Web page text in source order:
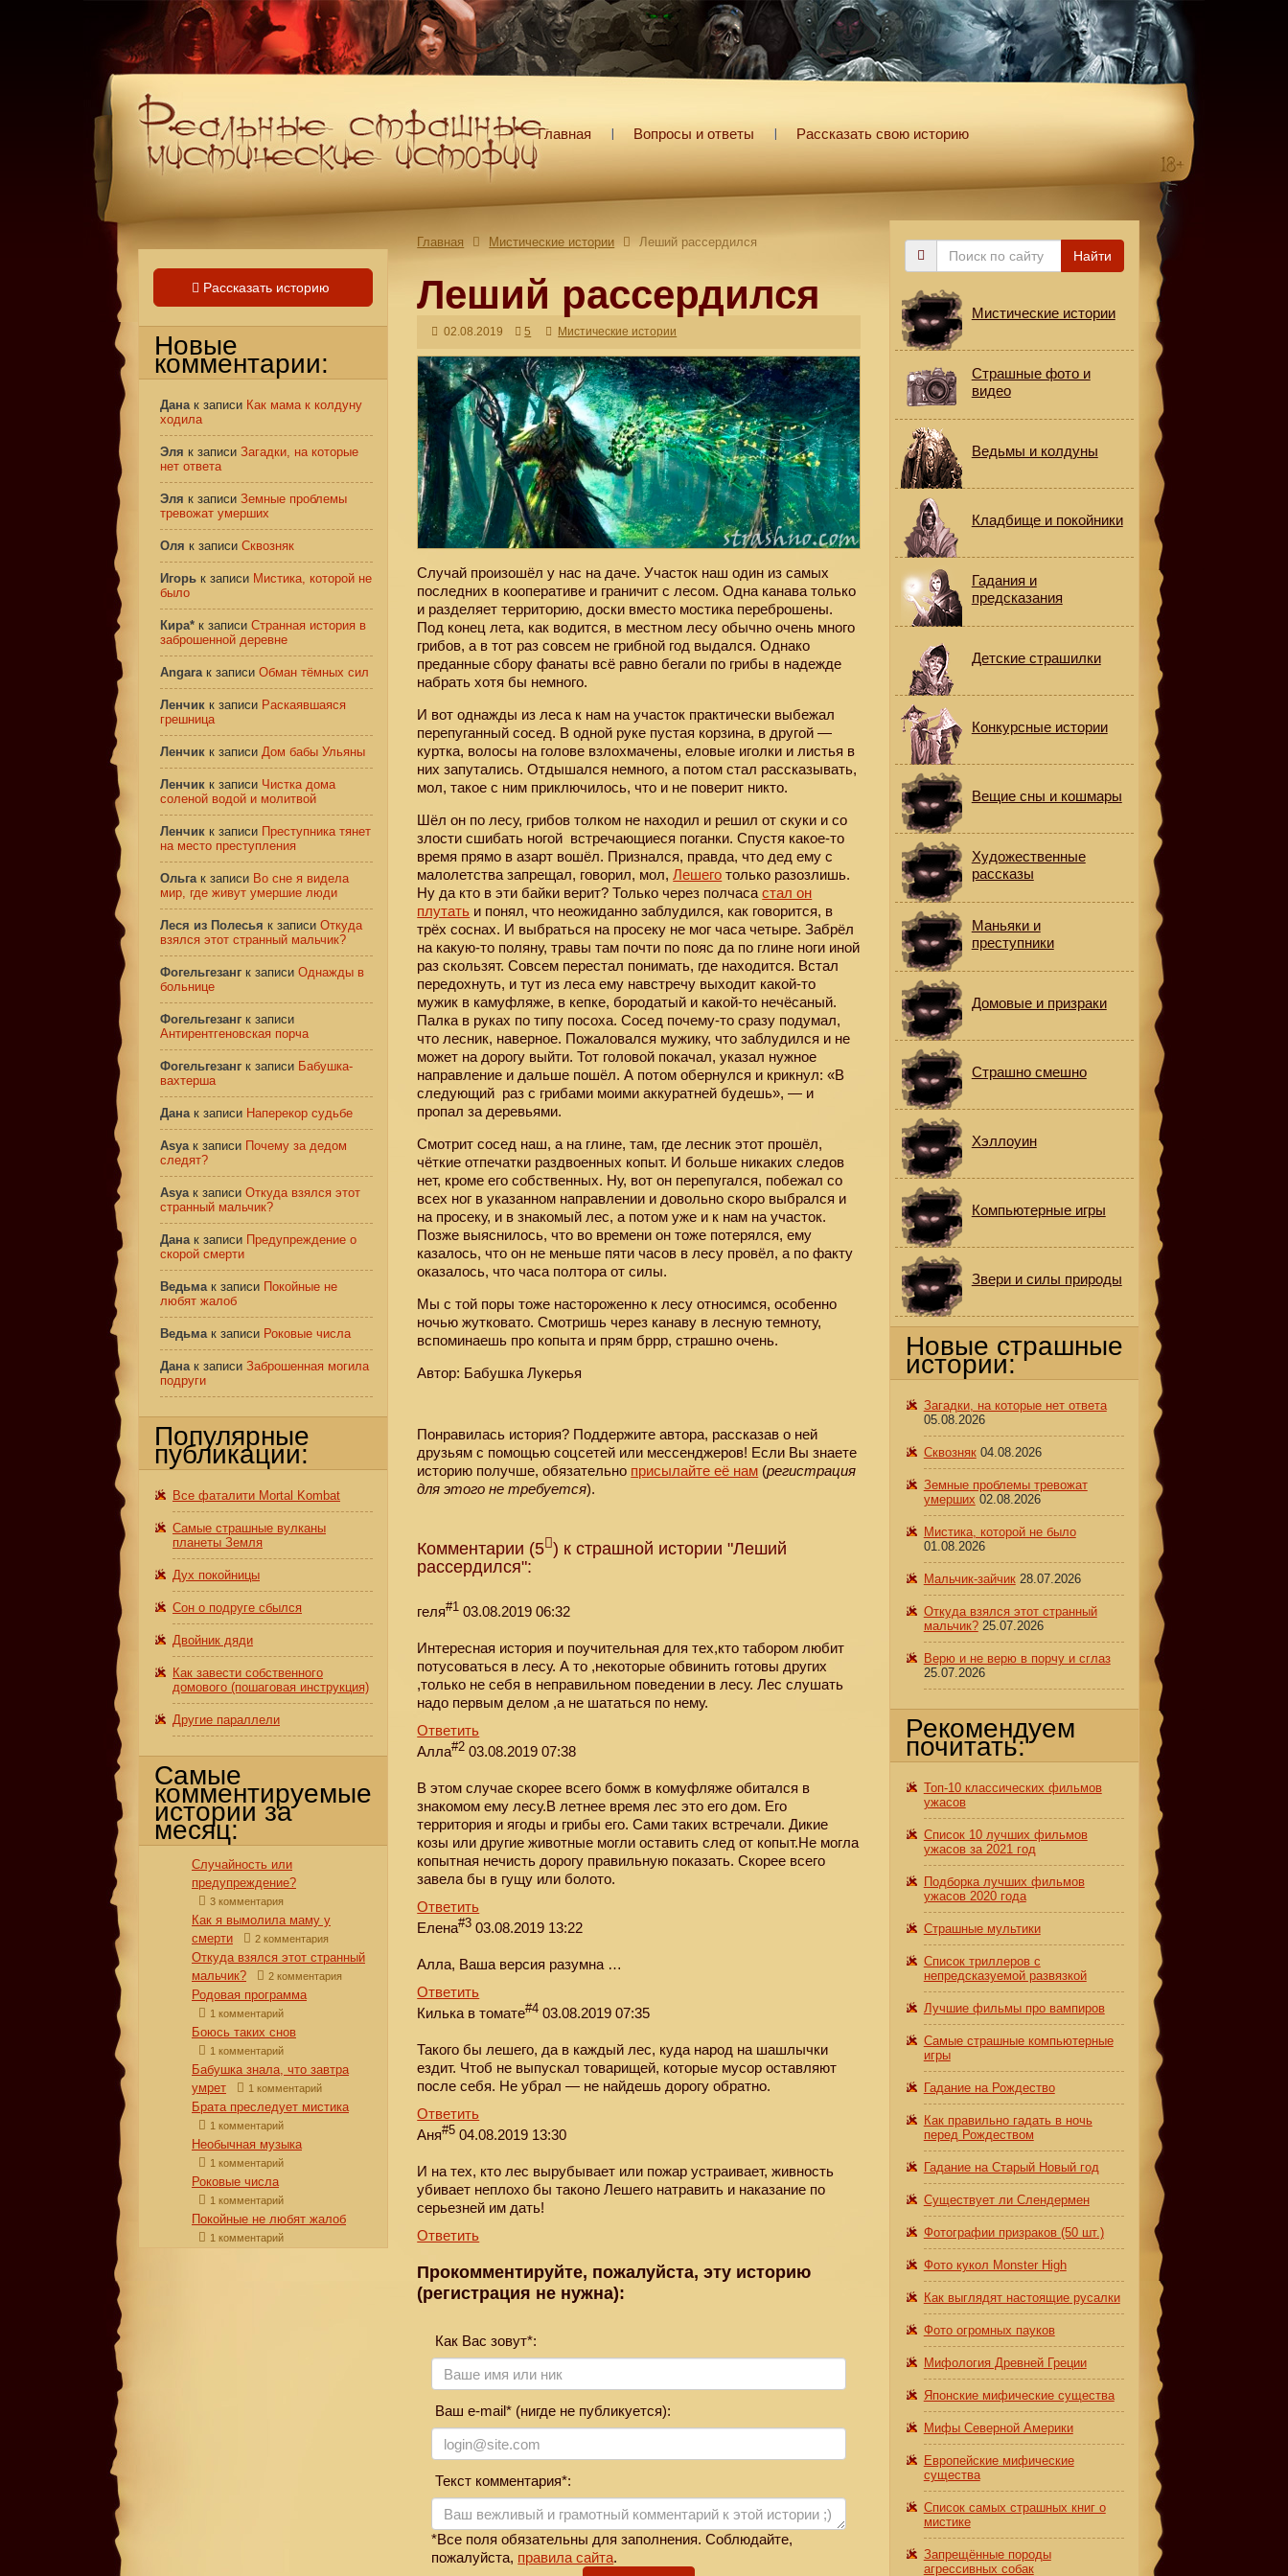
Главная Вопросы и ответы Рассказать свою историю
Главная Мистические истории Леший рассердился
Леший рассердился
02.08.2019 5 Мистические истории
Случай произошёл у нас на даче. Участок наш один из самых
последних в кооперативе и граничит с лесом. Одна канава только
и разделяет территорию, доски вместо мостика переброшены.
Под конец лета, как водится, в местном лесу обычно очень много
грибов, а в тот раз совсем не грибной год выдался. Однако
преданные сбору фанаты всё равно бегали по грибы в надежде
набрать хотя бы немного.
И вот однажды из леса к нам на участок практически выбежал
перепуганный сосед. В одной руке пустая корзина, в другой —
куртка, волосы на голове взлохмачены, еловые иголки и листья в
них запутались. Отдышался немного, а потом стал рассказывать,
мол, такое с ним приключилось, что и не поверит никто.
Шёл он по лесу, грибов толком не находил и решил от скуки и со
злости сшибать ногой встречающиеся поганки. Спустя какое-то
время прямо в азарт вошёл. Признался, правда, что дед ему с
малолетства запрещал, говорил, мол,Лешего только разозлишь.
Ну да кто в эти байки верит? Только через полчасастал он
плутать и понял, что неожиданно заблудился, как говорится, в
трёх соснах. И выбраться на просеку не мог часа четыре. Забрёл
на какую-то поляну, травы там почти по пояс да по глине ноги иной
раз скользят. Совсем перестал понимать, где находится. Встал
передохнуть, и тут из леса ему навстречу выходит какой-то
мужик в камуфляже, в кепке, бородатый и какой-то нечёсаный.
Палка в руках по типу посоха. Сосед почему-то сразу подумал,
что лесник, наверное. Пожаловался мужику, что заблудился и не
может на дорогу выйти. Тот головой покачал, указал нужное
направление и дальше пошёл. А потом обернулся и крикнул: «В
следующий раз с грибами моими аккуратней будешь», — и
пропал за деревьями.
Смотрит сосед наш, а на глине, там, где лесник этот прошёл,
чёткие отпечатки раздвоенных копыт. И больше никаких следов
нет, кроме его собственных. Ну, вот он перепугался, побежал со
всех ног в указанном направлении и довольно скоро выбрался и
на просеку, и в знакомый лес, а потом уже и к нам на участок.
Позже выяснилось, что во времени он тоже потерялся, ему
казалось, что он не меньше пяти часов в лесу провёл, а по факту
оказалось, что часа полтора от силы.
Мы с той поры тоже настороженно к лесу относимся, особенно
ночью жутковато. Смотришь через канаву в лесную темноту,
вспоминаешь про копыта и прям бррр, страшно очень.
Автор: Бабушка Лукерья
Понравилась история? Поддержите автора, рассказав о ней
друзьям с помощью соцсетей или мессенджеров! Если Вы знаете
историю получше, обязательно присылайте её нам (регистрация
для этого не требуется).
Комментарии (5 ) к страшной истории "Леший
рассердился":
геля#1 03.08.2019 06:32
Интересная история и поучительная для тех,кто табором любит
потусоваться в лесу. А то ,некоторые обвинить готовы других
,только не себя в неправильном поведении в лесу. Лес слушать
надо первым делом ,а не шататься по нему.
Ответить
Алла#2 03.08.2019 07:38
В этом случае скорее всего бомж в комуфляже обитался в
знакомом ему лесу.В летнее время лес это его дом. Его
территория и ягоды и грибы его. Сами таких встречали. Дикие
козы или другие животные могли оставить след от копыт.Не могла
копытная нечисть дорогу правильную показать. Скорее всего
завела бы в гущу или болото.
Ответить
Елена#3 03.08.2019 13:22
Алла, Ваша версия разумна …
Ответить
Килька в томате#4 03.08.2019 07:35
Такого бы лешего, да в каждый лес, куда народ на шашлычки
ездит. Чтоб не выпускал товарищей, которые мусор оставляют
после себя. Не убрал — не найдешь дорогу обратно.
Ответить
Аня#5 04.08.2019 13:30
И на тех, кто лес вырубывает или пожар устраивает, живность
убивает неплохо бы таконо Лешего натравить и наказание по
серьезней им дать!
Ответить
Прокомментируйте, пожалуйста, эту историю
(регистрация не нужна):
Как Вас зовут*:
Ваш e-mail* (нигде не публикуется):
Текст комментария*:
*Все поля обязательны для заполнения. Соблюдайте,
пожалуйста, правила сайта.
Рассказать историю
Новые
комментарии:
Данак записи Как мама к колдуну
ходила
Эля к записи Загадки, на которые
нет ответа
Эля к записи Земные проблемы
тревожат умерших
Оля к записи Сквозняк
Игорь к записи Мистика, которой не
было
Кира* к записи Странная история в
заброшенной деревне
Angaraк записи Обман тёмных сил
Ленчик к записи Раскаявшаяся
грешница
Ленчик к записи Дом бабы Ульяны
Ленчик к записи Чистка дома
соленой водой и молитвой
Ленчик к записи Преступника тянет
на место преступления
Ольгак записи Во сне я видела
мир, где живут умершие люди
Леся из Полесья к записи Откуда
взялся этот странный мальчик?
Фогельгезанг к записи Однажды в
больнице
Фогельгезанг к записи
Антирентгеновская порча
Фогельгезанг к записи Бабушка-
вахтерша
Данак записи Наперекор судьбе
Asyaк записи Почему за дедом
следят?
Asyaк записи Откуда взялся этот
странный мальчик?
Данак записи Предупреждение о
скорой смерти
Ведьмак записи Покойные не
любят жалоб
Ведьмак записи Роковые числа
Данак записи Заброшенная могила
подруги
Популярные
публикации:
Все фаталити Mortal Kombat
Самые страшные вулканы
планеты Земля
Дух покойницы
Сон о подруге сбылся
Двойник дяди
Как завести собственного
домового (пошаговая инструкция)
Другие параллели
Самые
комментируемые
истории за
месяц:
Случайность или
предупреждение?
3 комментария
Как я вымолила маму у
смерти
2 комментария
Откуда взялся этот странный
мальчик?
2 комментария
Родовая программа
1 комментарий
Боюсь таких снов
1 комментарий
Бабушка знала, что завтра
умрет
1 комментарий
Брата преследует мистика
1 комментарий
Необычная музыка
1 комментарий
Роковые числа
1 комментарий
Покойные не любят жалоб
1 комментарий
Поиск
Найти
Мистические истории
Страшные фото и
видео
Ведьмы и колдуны
Кладбище и покойники
Гадания и
предсказания
Детские страшилки
Конкурсные истории
Вещие сны и кошмары
Художественные
рассказы
Маньяки и
преступники
Домовые и призраки
Страшно смешно
Хэллоуин
Компьютерные игры
Звери и силы природы
Новые страшные
истории:
Загадки, на которые нет ответа
05.08.2026
Сквозняк 04.08.2026
Земные проблемы тревожат
умерших 02.08.2026
Мистика, которой не было
01.08.2026
Мальчик-зайчик 28.07.2026
Откуда взялся этот странный
мальчик? 25.07.2026
Верю и не верю в порчу и сглаз
25.07.2026
Рекомендуем
почитать:
Топ-10 классических фильмов
ужасов
Список 10 лучших фильмов
ужасов за 2021 год
Подборка лучших фильмов
ужасов 2020 года
Страшные мультики
Список триллеров с
непредсказуемой развязкой
Лучшие фильмы про вампиров
Самые страшные компьютерные
игры
Гадание на Рождество
Как правильно гадать в ночь
перед Рождеством
Гадание на Старый Новый год
Существует ли Слендермен
Фотографии призраков (50 шт.)
Фото кукол Monster High
Как выглядят настоящие русалки
Фото огромных пауков
Мифология Древней Греции
Японские мифические существа
Мифы Северной Америки
Европейские мифические
существа
Список самых страшных книг о
мистике
Запрещённые породы
агрессивных собак